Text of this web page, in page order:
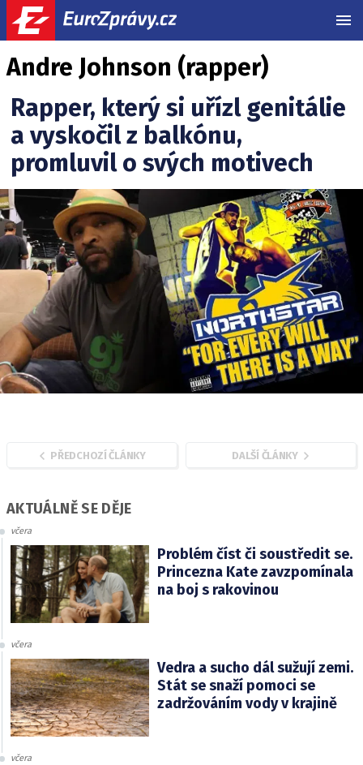
Andre Johnson (rapper)
Rapper, který si uřízl genitálie
a vyskočil z balkónu,
promluvil o svých motivech
PŘEDCHOZÍ ČLÁNKY DALŠÍ ČLÁNKY
AKTUÁLNĚ SE DĚJE
včera
Problém číst či soustředit se.
Princezna Kate zavzpomínala
na boj s rakovinou
včera
Vedra a sucho dál sužují zemi.
Stát se snaží pomoci se
zadržováním vody v krajině
včera